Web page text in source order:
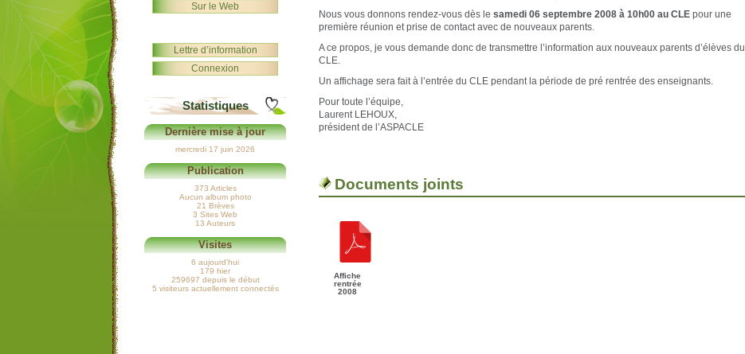
Nous vous donnons rendez-vous dès le samedi 06 septembre 2008 à 10h00 au CLE pour une
première réunion et prise de contact avec de nouveaux parents.
A ce propos, je vous demande donc de transmettre l’information aux nouveaux parents d’élèves du
CLE.
Un affichage sera fait à l’entrée du CLE pendant la période de pré rentrée des enseignants.
Pour toute l’équipe,
Laurent LEHOUX,
président de l’ASPACLE
Documents joints
Affiche
rentrée
2008
Sur le Web
Lettre d’information
Connexion
Statistiques
Dernière mise à jour
mercredi 17 juin 2026
Publication
373 Articles
Aucun album photo
21 Brèves
3 Sites Web
13 Auteurs
Visites
6 aujourd’hui
179 hier
259697 depuis le début
5 visiteurs actuellement connectés